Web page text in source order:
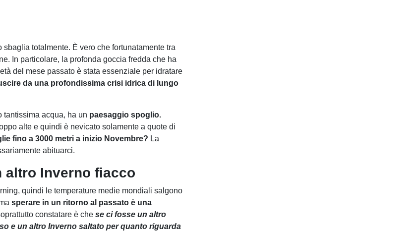
totalmente. È vero che fortunatamente tra
In particolare, la profonda goccia fredda che ha
del mese passato è stata essenziale per idratare
da una profondissima crisi idrica di lungo
tantissima acqua, ha un paesaggio spoglio.
alte e quindi è nevicato solamente a quote di
fino a 3000 metri a inizio Novembre? La
abituarci.
altro Inverno fiacco
quindi le temperature medie mondiali salgono
sperare in un ritorno al passato è una
constatare è che se ci fosse un altro
e un altro Inverno saltato per quanto riguarda